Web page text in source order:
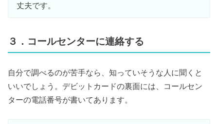
丈夫です。
３．コールセンターに連絡する
自分で調べるのが苦手なら、知っていそうな人に聞くと
いいでしょう。デビットカードの裏面には、コールセン
ターの電話番号が書いてあります。